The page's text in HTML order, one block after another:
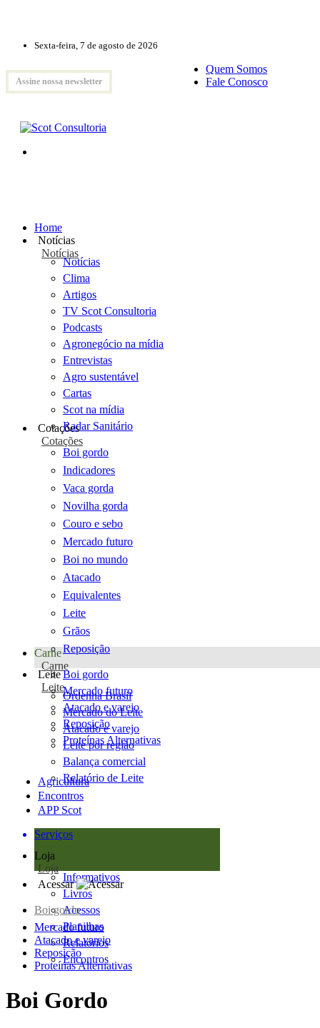
Sexta-feira, 7 de agosto de 2026
Assine nossa newsletter
Quem Somos
Fale Conosco
Home
Notícias
Notícias
Notícias
Clima
Artigos
TV Scot Consultoria
Podcasts
Agronegócio na mídia
Entrevistas
Agro sustentável
Cartas
Scot na mídia
Radar Sanitário
Cotações
Cotações
Boi gordo
Indicadores
Vaca gorda
Novilha gorda
Couro e sebo
Mercado futuro
Boi no mundo
Atacado
Equivalentes
Leite
Grãos
Reposição
Carne
Carne
Boi gordo
Mercado futuro
Atacado e varejo
Reposição
Proteínas Alternativas
Leite
Leite
Ordenha Brasil
Mercado do Leite
Atacado e varejo
Leite por região
Balança comercial
Relatório de Leite
Agricultura
Encontros
APP Scot
Serviços
Loja
Loja
Informativos
Livros
Acessos
Planilhas
Relatórios
Encontros
Acessar
Boi gordo
Mercado futuro
Atacado e varejo
Reposição
Proteínas Alternativas
Boi Gordo